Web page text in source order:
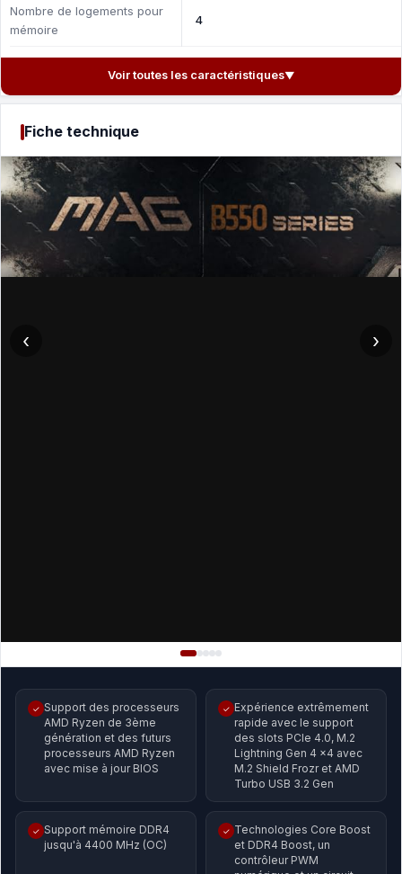
Nombre de logements pour
mémoire
4
Voir toutes les caractéristiques▼
Fiche technique
‹ ›
✓ Support des processeurs
AMD Ryzen de 3ème
génération et des futurs
processeurs AMD Ryzen
avec mise à jour BIOS
✓ Expérience extrêmement
rapide avec le support
des slots PCIe 4.0, M.2
Lightning Gen 4 x4 avec
M.2 Shield Frozr et AMD
Turbo USB 3.2 Gen
✓ Support mémoire DDR4
jusqu'à 4400 MHz (OC)
✓ Technologies Core Boost
et DDR4 Boost, un
contrôleur PWM